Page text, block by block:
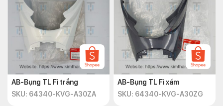
AB-Bụng TL Fi trắng
SKU: 64340-KVG-A30ZA
AB-Bụng TL Fi xám
SKU: 64340-KVG-A30ZG